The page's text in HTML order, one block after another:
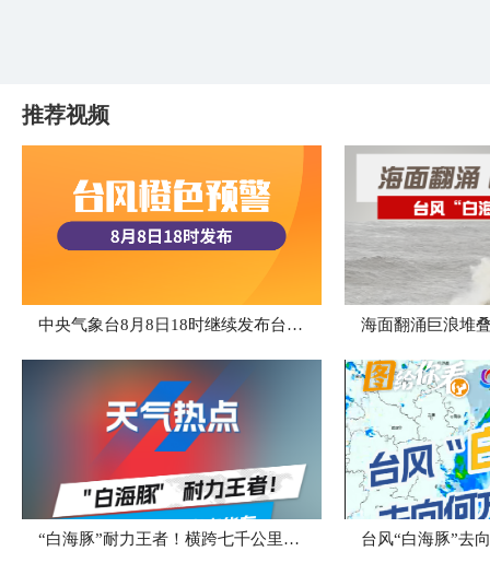
推荐视频
中央气象台8月8日18时继续发布台风橙色预警 海面翻涌巨浪堆
“白海豚”耐力王者！横跨七千公里直奔华东 台风“白海豚”去